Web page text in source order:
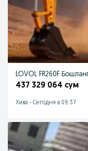
LOVOL FR260F
437 329 064 сум
Хива - Сегодня в 09:37